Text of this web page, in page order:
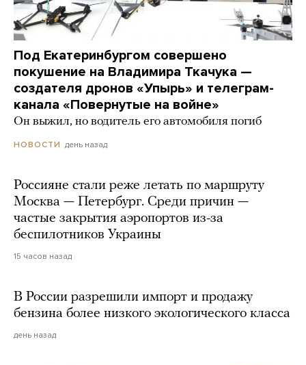
Под Екатеринбургом совершено
покушение на Владимира Ткачука —
создателя дронов «Упырь» и телеграм-
канала «Повернутые на войне»
Он выжил, но водитель его автомобиля погиб
НОВОСТИ день назад
Россияне стали реже летать по маршруту
Москва — Петербург. Среди причин —
частые закрытия аэропортов из-за
беспилотников Украины
15 часов назад
В России разрешили импорт и продажу
бензина более низкого экологического класса
день назад